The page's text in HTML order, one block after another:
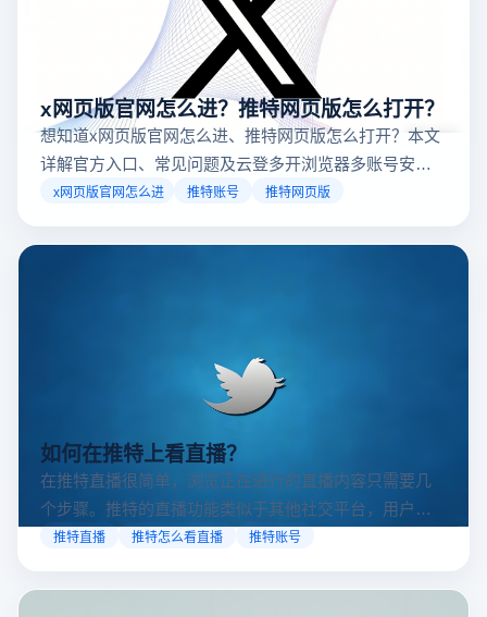
x网页版官网怎么进？推特网页版怎么打开？
想知道x网页版官网怎么进、推特网页版怎么打开？本文
详解官方入口、常见问题及云登多开浏览器多账号安全
访问方案，助你稳定登录高效运营。
x网页版官网怎么进 推特账号 推特网页版
如何在推特上看直播？
在推特直播很简单，浏览正在进行的直播内容只需要几
个步骤。推特的直播功能类似于其他社交平台，用户可
以通过关注自己喜欢的账号、浏览话题标签或查看实时
可以随时随地参与实时互动，无论是关注新闻事件、休
推特直播 推特怎么看直播 推特账号